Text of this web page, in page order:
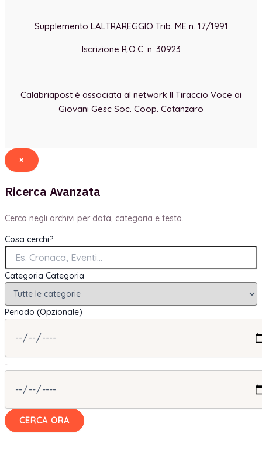
Supplemento LALTRAREGGIO Trib. ME n. 17/1991
Iscrizione R.O.C. n. 30923
Calabriapost è associata al network Il Tiraccio Voce ai
Giovani Gesc Soc. Coop. Catanzaro
×
Ricerca Avanzata
Cerca negli archivi per data, categoria e testo.
Cosa cerchi?
Categoria Categoria
Periodo (Opzionale)
-
CERCA ORA